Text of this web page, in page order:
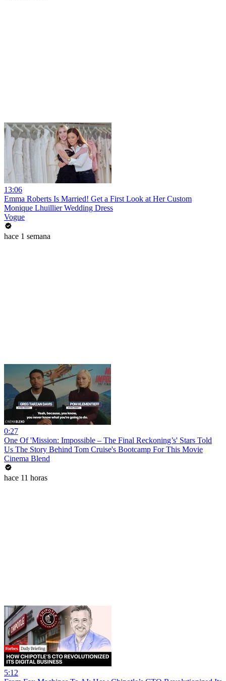
13:06
Emma Roberts Is Married! Get a First Look at Her Custom
Monique Lhuillier Wedding Dress
Vogue
hace 1 semana
0:27
One Of 'Mission: Impossible – The Final Reckoning’s' Stars Told
Us The Story Behind Tom Cruise's Bootcamp For This Movie
Cinema Blend
hace 11 horas
5:12